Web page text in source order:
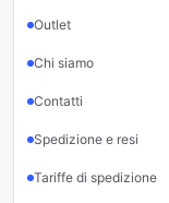
Outlet
Chi siamo
Contatti
Spedizione e resi
Tariffe di spedizione